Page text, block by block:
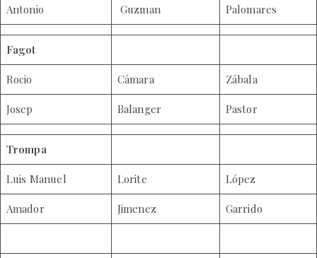
Antonio Guzman Palomares
Fagot
Rocio Cámara Zábala
Josep Balanger Pastor
Trompa
Luis Manuel Lorite López
Amador Jimenez Garrido